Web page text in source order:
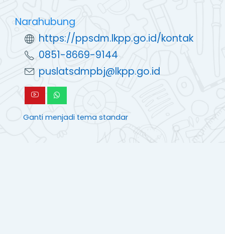
https://ppsdm.lkpp.go.id/kontak
0851-8669-9144
puslatsdmpbj@lkpp.go.id
Ganti menjadi tema standar